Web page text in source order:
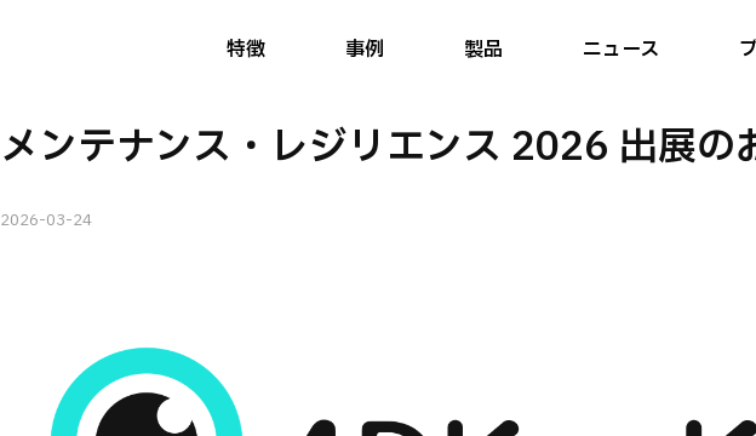
特徴 事例 製品 ニュース
メンテナンス・レジリエンス 2026 出展の
2026-03-24